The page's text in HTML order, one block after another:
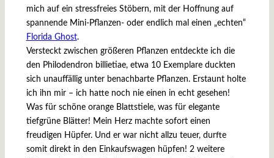
mich auf ein stressfreies Stöbern, mit der Hoffnung auf
spannende Mini-Pflanzen- oder endlich mal einen „echten“
Florida Ghost.
Versteckt zwischen größeren Pflanzen entdeckte ich die
den Philodendron billietiae, etwa 10 Exemplare duckten
sich unauffällig unter benachbarte Pflanzen. Erstaunt holte
ich ihn mir – ich hatte noch nie einen in echt gesehen!
Was für schöne orange Blattstiele, was für elegante
tiefgrüne Blätter! Mein Herz machte sofort einen
freudigen Hüpfer. Und er war nicht allzu teuer, durfte
somit direkt in den Einkaufswagen hüpfen! 2 weitere